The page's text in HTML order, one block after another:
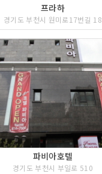
프라하
경기도 부천시 원미로17번길 18
파비아호텔
경기도 부천시 부일로 510